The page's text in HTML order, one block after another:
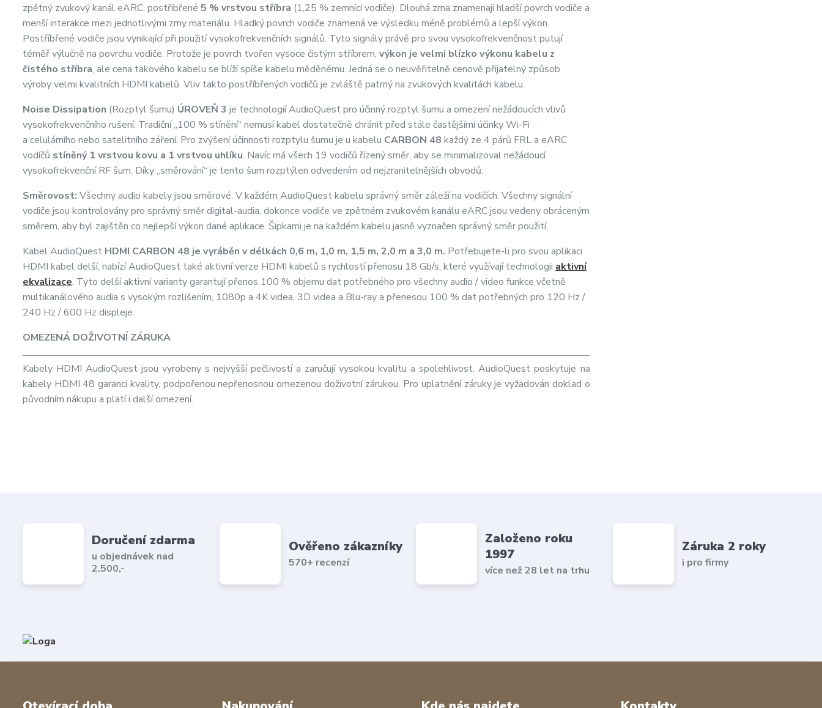
zpětný zvukový kanál eARC, postříbřené 5 % vrstvou stříbra (1,25 % zemnící vodiče). Dlouhá zrna znamenají hladší povrch vodiče a
menší interakce mezi jednotlivými zrny materiálu. Hladký povrch vodiče znamená ve výsledku méně problémů a lepší výkon.
Postříbřené vodiče jsou vynikající při použití vysokofrekvenčních signálů. Tyto signály právě pro svou vysokofrekvenčnost putují
téměř výlučně na povrchu vodiče. Protože je povrch tvořen vysoce čistým stříbrem, výkon je velmi blízko výkonu kabelu z
čistého stříbra, ale cena takového kabelu se blíží spíše kabelu měděnému. Jedná se o neuvěřitelně cenově přijatelný způsob
výroby velmi kvalitních HDMI kabelů. Vliv takto postříbřených vodičů je zvláště patrný na zvukových kvalitách kabelu.
Noise Dissipation (Rozptyl šumu) ÚROVEŇ 3 je technologií AudioQuest pro účinný rozptyl šumu a omezení nežádoucích vlivů
vysokofrekvenčního rušení. Tradiční „100 % stínění“ nemusí kabel dostatečně chránit před stále častějšími účinky Wi-Fi
a celulárního nebo satelitního záření. Pro zvýšení účinnosti rozptylu šumu je u kabelu CARBON 48 každý ze 4 párů FRL a eARC
vodíčů stíněný 1 vrstvou kovu a 1 vrstvou uhlíku. Navíc má všech 19 vodičů řízený směr, aby se minimalizoval nežádoucí
vysokofrekvenční RF šum. Díky „směrování“ je tento šum rozptýlen odvedením od nejzranitelnějších obvodů.
Směrovost: Všechny audio kabely jsou směrové. V každém AudioQuest kabelu správný směr záleží na vodičích. Všechny signální
vodiče jsou kontrolovány pro správný směr digital-audia, dokonce vodiče ve zpětném zvukovém kanálu eARC jsou vedeny obráceným
směrem, aby byl zajištěn co nejlepší výkon dané aplikace. Šipkami je na každém kabelu jasně vyznačen správný směr použití.
Kabel AudioQuest HDMI CARBON 48 je vyráběn v délkách 0,6 m, 1,0 m, 1,5 m, 2,0 m a 3,0 m. Potřebujete-li pro svou aplikaci
HDMI kabel delší, nabízí AudioQuest také aktivní verze HDMI kabelů s rychlostí přenosu 18 Gb/s, které využívají technologii aktivní
ekvalizace. Tyto delší aktivní varianty garantují přenos 100 % objemu dat potřebného pro všechny audio / video funkce včetně
multikanálového audia s vysokým rozlišením, 1080p a 4K videa, 3D videa a Blu-ray a přenesou 100 % dat potřebných pro 120 Hz /
240 Hz / 600 Hz displeje.
OMEZENÁ DOŽIVOTNÍ ZÁRUKA
Kabely HDMI AudioQuest jsou vyrobeny s nejvyšší pečlivostí a zaručují vysokou kvalitu a spolehlivost. AudioQuest poskytuje na
kabely HDMI 48 garanci kvality, podpořenou nepřenosnou omezenou doživotní zárukou. Pro uplatnění záruky je vyžadován doklad o
původním nákupu a platí i další omezení.
Doručení zdarma
u objednávek nad
2.500,-
Ověřeno zákazníky
570+ recenzí
Založeno roku
1997
více než 28 let na trhu
Záruka 2 roky
i pro firmy